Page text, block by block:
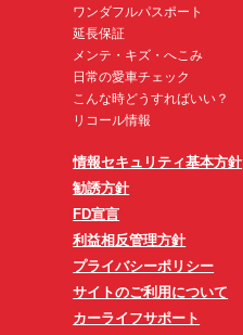
ワンダフルパスポート
延長保証
メンテ・キズ・へこみ
日常の愛車チェック
こんな時どうすればいい？
リコール情報
情報セキュリティ基本方針
勧誘方針
FD宣言
利益相反管理方針
プライバシーポリシー
サイトのご利用について
カーライフサポート